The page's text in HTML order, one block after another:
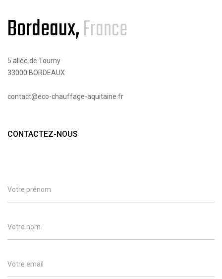
Bordeaux,France
5 allée de Tourny
33000 BORDEAUX
contact@eco-chauffage-aquitaine.fr
CONTACTEZ-NOUS